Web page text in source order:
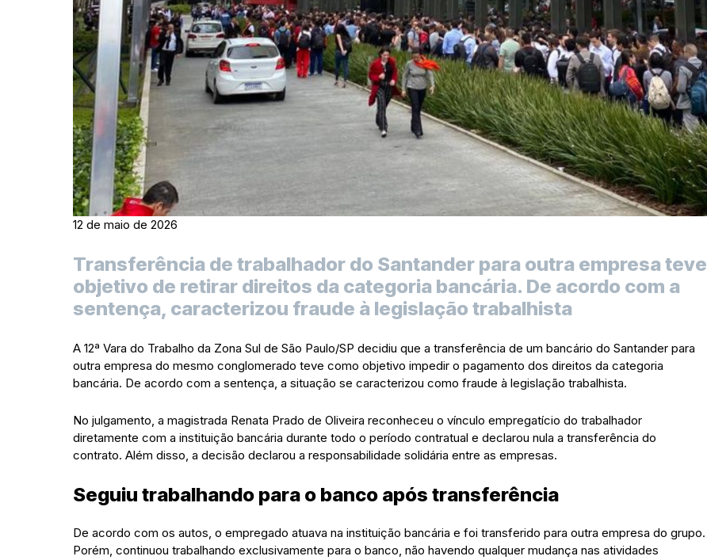
12 de maio de 2026
Transferência de trabalhador do Santander para outra empresa teve
objetivo de retirar direitos da categoria bancária. De acordo com a
sentença, caracterizou fraude à legislação trabalhista
A 12ª Vara do Trabalho da Zona Sul de São Paulo/SP decidiu que a transferência de um bancário do Santander para
outra empresa do mesmo conglomerado teve como objetivo impedir o pagamento dos direitos da categoria
bancária. De acordo com a sentença, a situação se caracterizou como fraude à legislação trabalhista.
No julgamento, a magistrada Renata Prado de Oliveira reconheceu o vínculo empregatício do trabalhador
diretamente com a instituição bancária durante todo o período contratual e declarou nula a transferência do
contrato. Além disso, a decisão declarou a responsabilidade solidária entre as empresas.
Seguiu trabalhando para o banco após transferência
De acordo com os autos, o empregado atuava na instituição bancária e foi transferido para outra empresa do grupo.
Porém, continuou trabalhando exclusivamente para o banco, não havendo qualquer mudança nas atividades